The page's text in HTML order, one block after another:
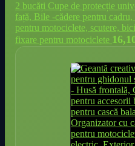
2 bucăți Cupe de protecție
față, Bile -cădere pentru
pentru motociclete, scutere,
fixare pentru motociclete